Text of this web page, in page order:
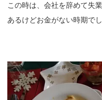
この時は、会社を辞めて失
あるけどお金がない時期で